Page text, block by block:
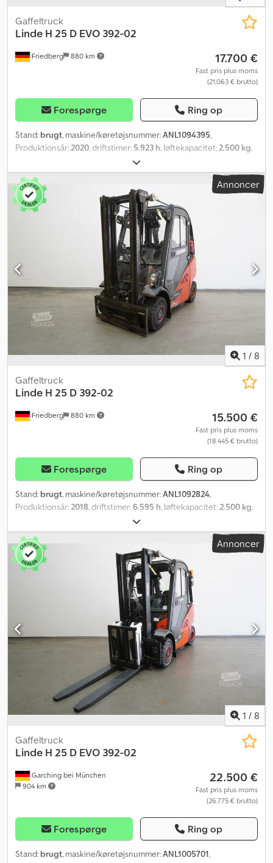
Friedberg 880 km
Gaffeltruck
Linde H 25 D EVO 392-02
17.700 €
Fast pris plus moms
(21.063 € brutto)
Forespørge Ring op
Stand: brugt, maskine/køretøjsnummer:ANL1094395,
Produktionsår: 2020 , driftstimer: 5.923 h , løftekapacitet: 2.500 kg
, fri løftehøjde:
mm, mastetype:duplex, gaffelbærebredden:1.080 mm,
gaffellængde:
23x9-10
bagdækseldimension:
23x9-10, tomvægt:
2.600 mm
, samlet længde:2.675 mm, samlet bredde:
, - Køretøj: Enkelt hydraulisk ekstraudstyr - Mast:
Enkelt hydraulisk ekstraudstyr - Sideforskydning, integreret -
Lastbeskyttelsesgitter: 1150 mm over gulv - Fuld kabine - Varme - 2
x arbejdslygter foran - 1 x baklygte bagpå - Blitzlygte - Advarselslyd
ved bakning - Panoramaspejl - Højdejusterbart ratstamme -
Adgangskontrol: Nøglekontakt - Standardsæde, fører
(kunstlæder) Csdpfx Aksy E Afgjnorf - Dobbeltpedal - Betjening af
centergreb og krydsgreb - LSP 0.5 Ref.: ANL1094395
Annoncer
1 / 8
Friedberg 880 km
Gaffeltruck
Linde H 25 D 392-02
15.500 €
Fast pris plus moms
(18.445 € brutto)
Forespørge Ring op
Stand: brugt, maskine/køretøjsnummer:ANL1092824,
Produktionsår:2018, driftstimer:6.595 h, løftekapacitet:2.500 kg,
, fri løftehøjde:
mm, mastetype:simplex, gaffelbærebredden:1.080 mm,
forhjulsdækstørrelse:
, bagdækseldimension: 23x9-10,
tomvægt:
, total højde:2.230 mm, samlet længde:
mm, samlet bredde: 1.180 mm , brændstof:diesel, - Køretøj:
Dobbelt ekstrahydraulik - Mast: Dobbelt ekstrahydraulik -
Integreret sideskift - Fuld kabine - Varme - 2 x LED arbejdslygter
foran - 1 x bakarbejdslygte bagpå - Belysningsanlæg med
positions- og kørelys, bremselys og blinklys - Advarselslyd ved
bakning - Indvendigt spejl - Højdejusterbar ratstamme - Radio -
Adgangskontrol: nøglekontakt - Komfort-førersæde (stofbetræk) -
Gaffelslidstop - Dobbeltpedal - Central- og
krydshåndtagbetjening - Radio med håndfri funktion, USB,
Bluetooth - 12V stik i kabinen - Linde Safety Pilot LSP Select -
Hovedafbryder til batteri - 4 kg brandslukker ved C-stolpe -
Trækasse monteret bagpå Crjdpfxjzl H Rqe Aknsf - LSP 0.5 Ref:
Annoncer
1 / 8
Garching bei München
904 km
Gaffeltruck
Linde H 25 D EVO 392-02
22.500 €
Fast pris plus moms
(26.775 € brutto)
Forespørge Ring op
Stand: brugt, maskine/køretøjsnummer:ANL1005701,